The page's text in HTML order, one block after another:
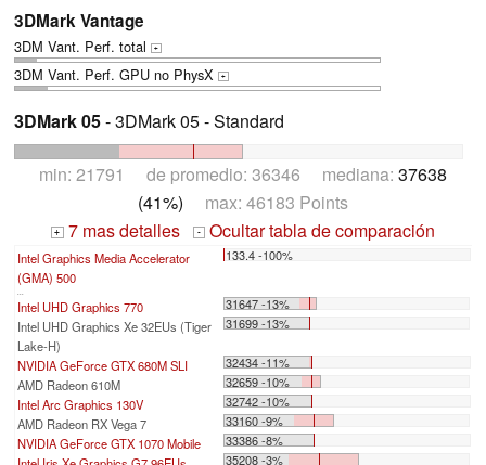
3DMark Vantage
3DM Vant. Perf. total +
3DM Vant. Perf. GPU no PhysX +
3DMark 05- 3DMark 05 - Standard
min: 21791 de promedio: 36346 mediana: 37638
(41%) max: 46183 Points
+ 7 mas detalles - Ocultar tabla de comparación
Intel Graphics Media Accelerator
(GMA) 500
133.4 -100%
...
Intel UHD Graphics 770
31647 -13%
Intel UHD Graphics Xe 32EUs (Tiger
Lake-H)
31699 -13%
NVIDIA GeForce GTX 680M SLI
32434 -11%
AMD Radeon 610M
32659 -10%
Intel Arc Graphics 130V
32742 -10%
AMD Radeon RX Vega 7
33160 -9%
NVIDIA GeForce GTX 1070 Mobile
33386 -8%
35208 -3%